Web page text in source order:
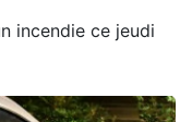
incendie ce jeudi